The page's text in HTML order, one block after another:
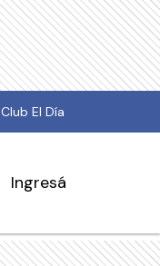
Club El Día
Ingresá